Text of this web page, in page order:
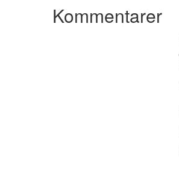
Kommentarer